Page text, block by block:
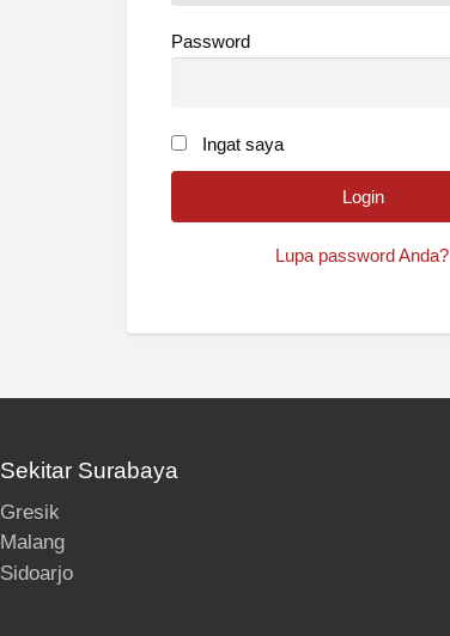
Password
Ingat saya
Lupa password Anda?
Sekitar Surabaya
Gresik
Malang
Sidoarjo